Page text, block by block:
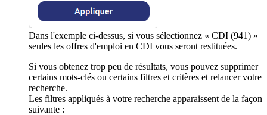
Dans l'exemple ci-dessus, si vous sélectionnez « CDI (941) »
seules les offres d'emploi en CDI vous seront restituées.
Si vous obtenez trop peu de résultats, vous pouvez supprimer
certains mots-clés ou certains filtres et critères et relancer votre
recherche.
Les filtres appliqués à votre recherche apparaissent de la façon
suivante :